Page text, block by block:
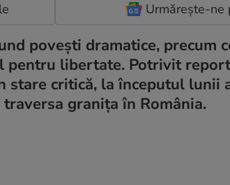
Urmărește-ne
povești dramatice, precum
pentru libertate. Potrivit
stare critică, la începutul lunii
granița în România.